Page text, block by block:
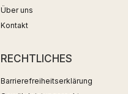
Über uns
Kontakt
RECHTLICHES
Barrierefreiheitserklärung